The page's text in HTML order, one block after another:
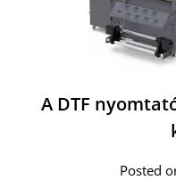
A DTF
Posted